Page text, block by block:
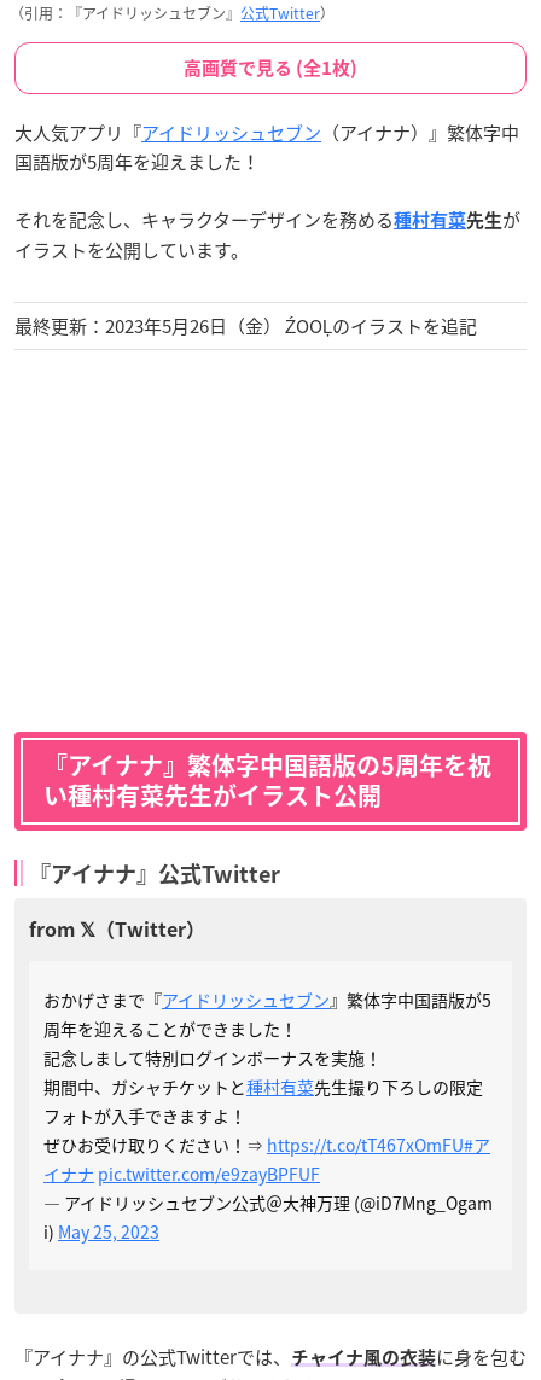
（引用：『アイドリッシュセブン』 公式Twitter）
高画質で見る (全1枚)
大人気アプリ『アイドリッシュセブン （アイナナ）』繁体字中
国語版が5周年を迎えました！
それを記念し、キャラクターデザインを務める種村有菜先生が
イラストを公開しています。
最終更新：2023年5月26日（金） ŹOOĻのイラストを追記
『アイナナ』繁体字中国語版の5周年を祝
い種村有菜先生がイラスト公開
『アイナナ』公式Twitter
おかげさまで『アイドリッシュセブン』繁体字中国語版が5
周年を迎えることができました！
記念しまして特別ログインボーナスを実施！
期間中、ガシャチケットと種村有菜先生撮り下ろしの限定
フォトが入手できますよ！
ぜひお受け取りください！⇒ https://t.co/tT467xOmFU#ア
イナナ pic.twitter.com/e9zayBPFUF
— アイドリッシュセブン公式＠大神万理 (@iD7Mng_Ogam
i) May 25, 2023
『アイナナ』の公式Twitterでは、 チャイナ風の衣装に身を包む